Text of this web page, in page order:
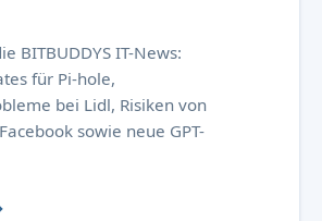
BITBUDDYS IT-News:
für Pi-hole,
bei Lidl, Risiken von
sowie neue GPT-